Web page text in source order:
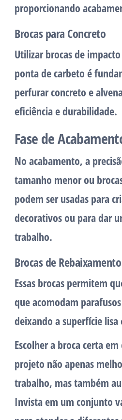
proporcionando
Brocas para Concreto
Utilizar brocas de
ponta de carbeto é
perfurar concreto e
eficiência e durabilidade.
Fase de
No acabamento, a
tamanho menor ou
podem ser usadas para
decorativos ou para dar
trabalho.
Brocas de Rebaixamento
Essas brocas permitem
que acomodam
deixando a superfície lisa
Escolher a broca certa
projeto não apenas
trabalho, mas também
Invista em um conjunto